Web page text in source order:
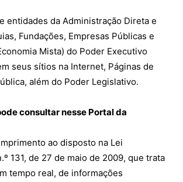
entidades da Administração Direta e
Fundações, Empresas Públicas e
Mista) do Poder Executivo
seus sítios na Internet, Páginas de
além do Poder Legislativo.
consultar nesse Portal da
ao disposto na Lei
131, de 27 de maio de 2009, que trata
tempo real, de informações